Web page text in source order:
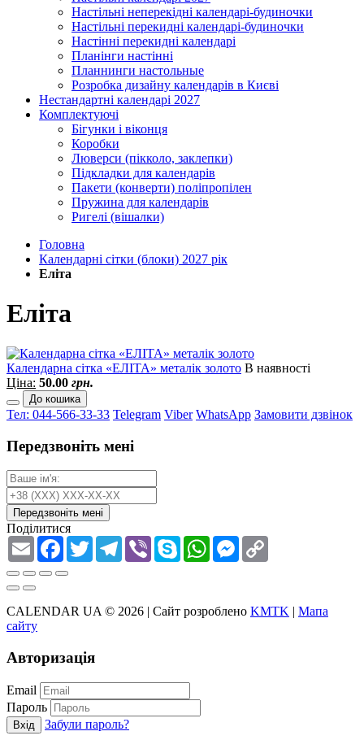
Настільні неперекідні календарі-будиночки
Настільні перекидні календарі-будиночки
Настінні перекидні календарі
Планінги настінні
Планнинги настольные
Розробка дизайну календарів в Києві
Нестандартні календарі 2027
Комплектуючі
Бігунки і віконця
Коробки
Люверси (пікколо, заклепки)
Підкладки для календарів
Пакети (конверти) поліпропілен
Пружина для календарів
Ригелі (вішалки)
Головна
Календарні сітки (блоки) 2027 рік
Еліта
Еліта
Календарна сітка «ЕЛІТА» металік золото В наявності
Ціна: 50.00 грн.
До кошика
Тел: 044-566-33-33 Telegram Viber WhatsApp Замовити дзвінок
Передзвоніть мені
Передзвоніть мені
Поділитися
Email Facebook
TwitterTelegram
Viber Skype WhatsAppMessenger
CALENDAR UA © 2026 | Сайт розроблено KMTK | Мапа
сайту
Авторизація
Email
Пароль
Вхід Забули пароль?